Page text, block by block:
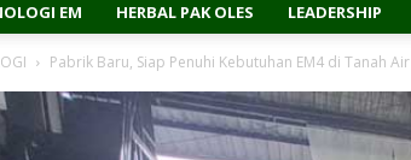
EM HERBAL PAK OLES LEADERSHIP
Pabrik Baru, Siap Penuhi Kebutuhan EM4 di Tanah Air